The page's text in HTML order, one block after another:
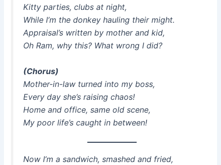
Kitty parties, clubs at night,
While I’m the donkey hauling their might.
Appraisal’s written by mother and kid,
Oh Ram, why this? What wrong I did?
(Chorus)
Mother-in-law turned into my boss,
Every day she’s raising chaos!
Home and office, same old scene,
My poor life’s caught in between!
Now I’m a sandwich, smashed and fried,